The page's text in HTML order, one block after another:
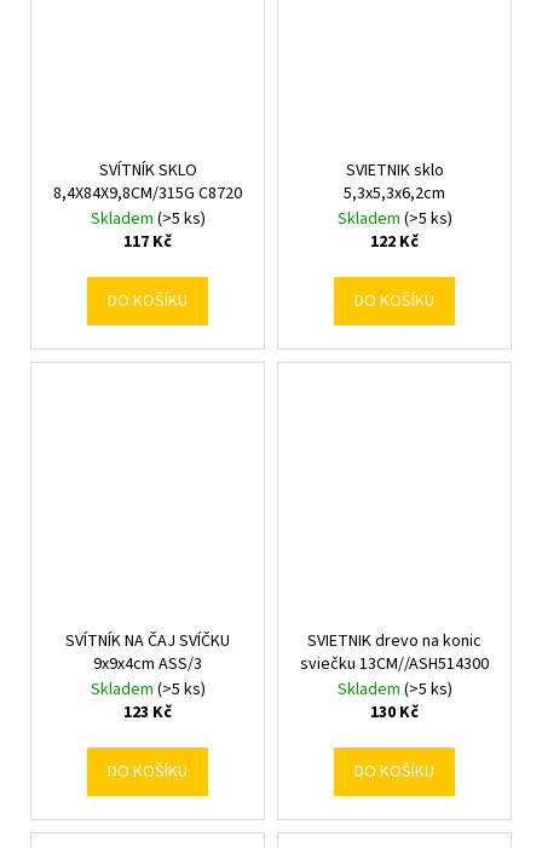
SVÍTNÍK SKLO
8,4X84X9,8CM/315G C8720
Skladem (>5 ks)
117 Kč
DO KOŠÍKU
SVIETNIK sklo
5,3x5,3x6,2cm
Skladem (>5 ks)
122 Kč
DO KOŠÍKU
SVÍTNÍK NA ČAJ SVÍČKU
9x9x4cm ASS/3
Skladem (>5 ks)
123 Kč
DO KOŠÍKU
SVIETNIK drevo na konic
sviečku 13CM//ASH514300
Skladem (>5 ks)
130 Kč
DO KOŠÍKU